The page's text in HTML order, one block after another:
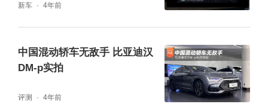
新车 4年前
中国混动轿车无敌手 比亚迪汉
DM-p实拍
评测 4年前